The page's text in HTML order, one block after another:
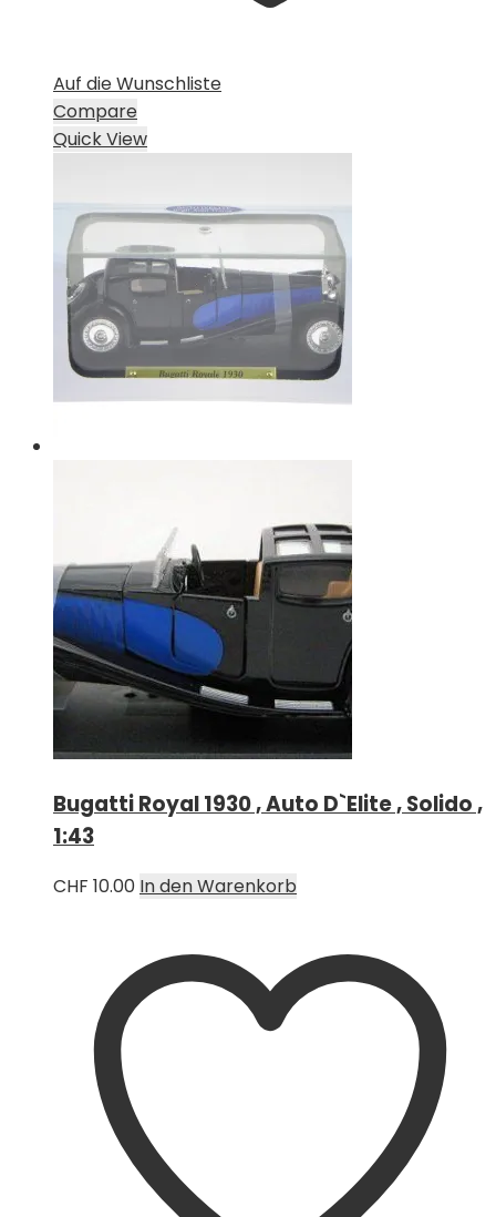
Auf die Wunschliste
Compare
Quick View
Bugatti Royal 1930 , Auto D`Elite , Solido ,
1:43
CHF 10.00 In den Warenkorb